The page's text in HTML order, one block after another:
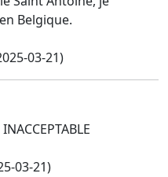
Belgique.
03-21)
03-21)